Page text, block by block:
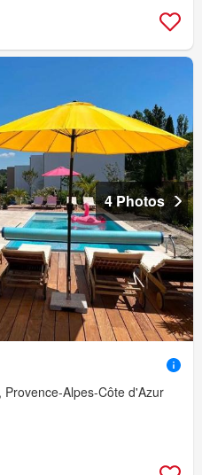
4 Photos
Alpes-Côte d'Azur